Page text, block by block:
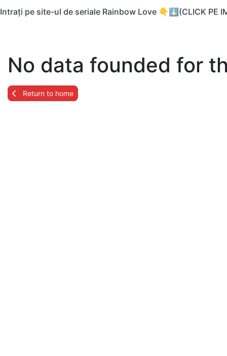
Intrați pe site-ul de seriale Rainbow Love 👇⬇️(CLICK PE
No data founded for
Return to home